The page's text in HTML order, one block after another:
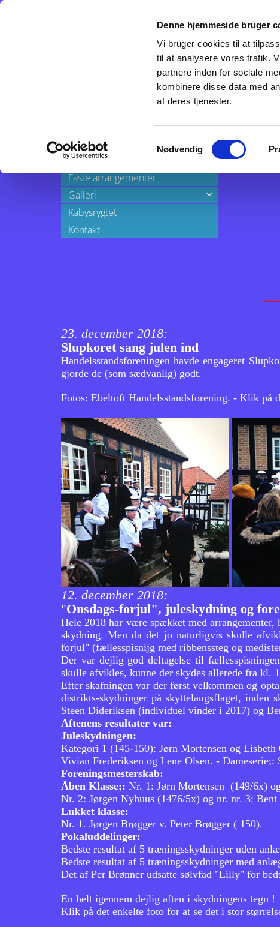
Denne hjemmeside bruger
Vi bruger cookies til at
til at analysere vores trafik.
partnere inden for sociale
kombinere disse data med
af deres tjenester.
Nødvendig
Om os 100-års jubilæum
Generalforsamling
Eksternt nyt
Faste arrangementer
Galleri
2024
2023
Tale ved Dykkerskolens
afskedsreception
Ole Bisp's tale
5. maj tale
2017
2016
2015
Kabysrygtet
Kontakt
23. december 2018:
Slupkoret sang julen ind
Handelsstandsforeningen havde engageret
gjorde de (som sædvanlig) godt.
Fotos: Ebeltoft Handelsstandsforening. - Klik på
12. december 2018:
"Onsdags-forjul", juleskydning og
Hele 2018 har være spækket med
skydning. Men da det jo naturligvis skulle
forjul" (fællesspisnijg med ribbenssteg og
Der var dejlig god deltagelse til
skulle afvikles, kunne der skydes allerede fra kl.
Efter skafningen var der først velkommen og
distrikts-skydninger på skyttelaugsflaget, inden
Steen Dideriksen (individuel vinder i 2017) og
Aftenens resultater var:
Juleskydningen:
Kategori 1 (145-150): Jørn Mortensen og
Vivian Frederiksen og Lene Olsen. -
Foreningsmesterskab:
Åben Klasse;: Nr. 1: Jørn Mortensen (149/6x)
Nr. 2: Jørgen Nyhuus (1476/5x) og nr. nr. 3:
Lukket klasse:
Nr. 1. Jørgen Brøgger v. Peter Brøgger ( 150).
Pokaluddelinger:
Bedste resultat af 5 træningsskydninger uden
Bedste resultat af 5 træningsskydninger med
Det af Per Brønner udsatte sølvfad "Lilly" for
En helt igennem dejlig aften i skydningens tegn !
Klik på det enkelte foto for at se det i stor